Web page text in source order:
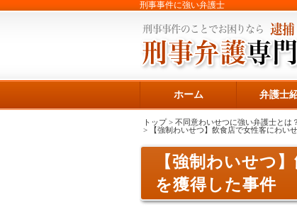
刑事事件に強い弁護士
ホーム 弁護士
トップ > 不同意わいせつに強い弁護士とは
> 【強制わいせつ】飲食店で女性客にわい
【強制わいせつ
を獲得した事件